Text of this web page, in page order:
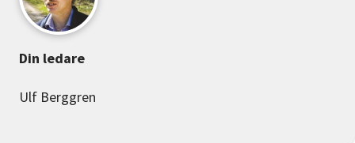
Din ledare
Ulf Berggren